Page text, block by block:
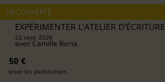
DÉCOUVERTE
EXPÉRIMENTER L'ATELIER D'ÉCRITURE
22 sept 2026
avecCamille Berta
50 €
pour les particuliers